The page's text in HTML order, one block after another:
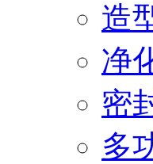
造
净
密
多